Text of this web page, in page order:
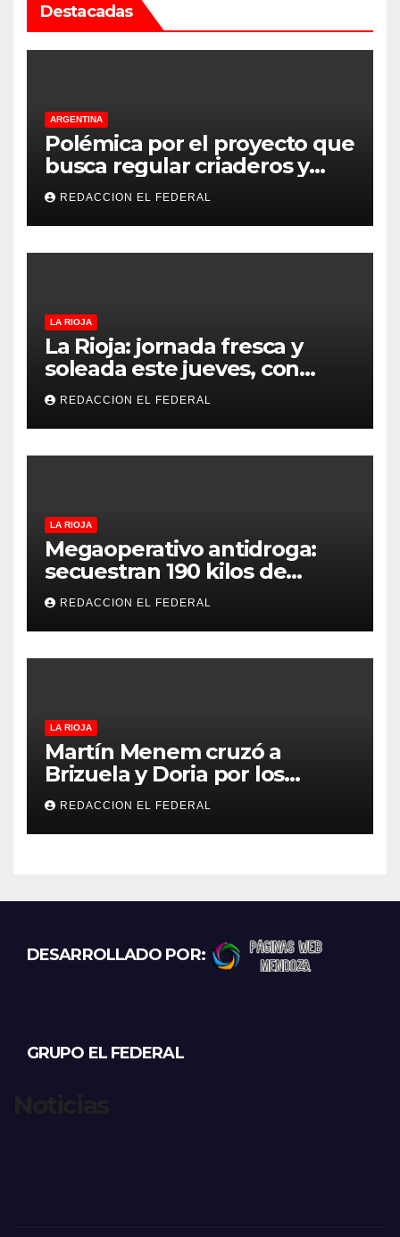
Destacadas
ARGENTINA
Polémica por el proyecto que
busca regular criaderos y
refugios de perros y gatos:
denuncian excesos, mientras
proteccionistas reclaman
controles más duros
REDACCION EL FEDERAL
LA RIOJA
La Rioja: jornada fresca y
soleada este jueves, con
temperaturas estables para
el viernes
REDACCION EL FEDERAL
LA RIOJA
Megaoperativo antidroga:
secuestran 190 kilos de
marihuana que tenían como
destino La Rioja y Catamarca
REDACCION EL FEDERAL
LA RIOJA
Martín Menem cruzó a
Brizuela y Doria por los
incendios en Guanchín:
“Miente descaradamente”
REDACCION EL FEDERAL
DESARROLLADO POR:
GRUPO EL FEDERAL